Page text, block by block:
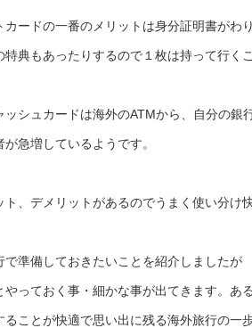
カードの一番のメリットは身分証明書がわ
典もあったりするので１枚は持って行く
ッシュカードは海外のATMから、自分の銀
急増しているようです。
ト、デメリットがあるのでうまく使い分け
で準備しておきたいことを紹介しましたが
やっておく事・細かな事が出てきます。あ
ることが快適で思い出に残る海外旅行の一